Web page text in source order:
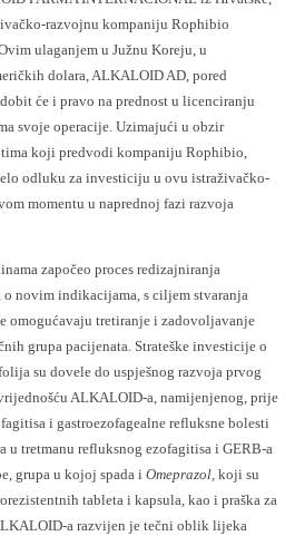
razvojnu kompaniju Rophibio
ulaganjem u Južnu Koreju, u
dolara, ALKALOID AD, pored
će i pravo na prednost u licenciranju
svoje operacije. Uzimajući u obzir
koji predvodi kompaniju Rophibio,
odluku za investiciju u ovu istraživačko-
momentu u naprednoj fazi razvoja
započeo proces redizajniranja
novim indikacijama, s ciljem stvaranja
omogućavaju tretiranje i zadovoljavanje
grupa pacijenata. Strateške investicije o
su dovele do uspješnog razvoja prvog
ALKALOID-a, namijenjenog, prije
i gastroezofagealne refluksne bolesti
tretmanu refluksnog ezofagitisa i GERB-a
grupa u kojoj spada i Omeprazol, koji su
tableta i kapsula, kao i praška za
a razvijen je tečni oblik lijeka